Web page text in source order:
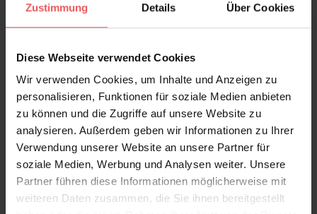
Zustimmung Details Über Cookies
Diese Webseite verwendet Cookies
Wir verwenden Cookies, um Inhalte und Anzeigen zu
personalisieren, Funktionen für soziale Medien anbieten
zu können und die Zugriffe auf unsere Website zu
analysieren. Außerdem geben wir Informationen zu Ihrer
Verwendung unserer Website an unsere Partner für
soziale Medien, Werbung und Analysen weiter. Unsere
Partner führen diese Informationen möglicherweise mit
weiteren Daten zusammen, die Sie ihnen bereitgestellt
Produktdetails
Versand & Zahlung
Bewertungen
FAQ Teilen!